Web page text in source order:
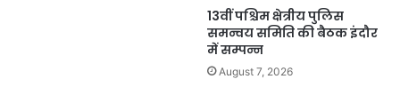
13वीं पश्चिम क्षेत्रीय पुलिस
समन्वय समिति की बैठक इंदौर
में सम्पन्न
August 7, 2026